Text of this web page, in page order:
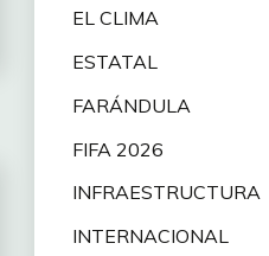
EL CLIMA
ESTATAL
FARÁNDULA
FIFA 2026
INFRAESTRUCTURA
INTERNACIONAL